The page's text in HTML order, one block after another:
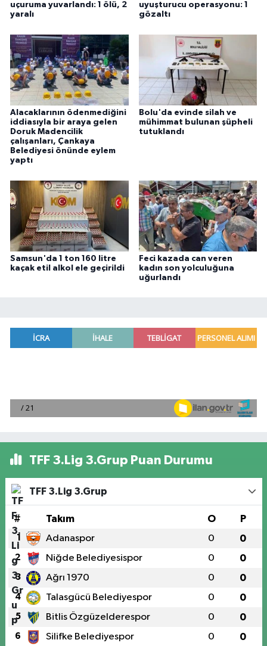
uçuruma yuvarlandı: 1 ölü, 2
yaralı
uyuşturucu operasyonu: 1
gözaltı
Alacaklarının ödenmediğini
iddiasıyla bir araya gelen
Doruk Madencilik
çalışanları, Çankaya
Belediyesi önünde eylem
yaptı
Bolu'da evinde silah ve
mühimmat bulunan şüpheli
tutuklandı
Samsun'da 1 ton 160 litre
kaçak etil alkol ele geçirildi
Feci kazada can veren
kadın son yolculuğuna
uğurlandı
TFF 3.Lig 3.Grup Puan Durumu
TFF 3.Lig 3.Grup
# Takım O P
1 Adanaspor 0 0
2 Niğde Belediyesispor 0 0
3 Ağrı 1970 0 0
4 Talasgücü Belediyespor 0 0
5 Bitlis Özgüzelderespor 0 0
6 Silifke Belediyespor 0 0